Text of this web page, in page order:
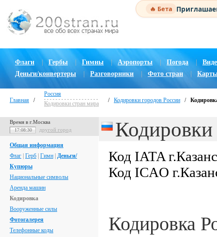
🔥 Бета
Флаги Гербы Гимны | Аэропорты Погода |
Деньги/конвертеры
Разговорники Фото стран
Главная /
Россия
Кодировки стран мира
/ Кодировки городов России /
Время в г.Москва
17:08:31 другой город
Общая информация
Флаг Герб Гимн Деньги/
Купюры
Национальные символы
Аренда машин
Кодировка
Вооруженные силы
Фотогалерея
Телефонные коды
Кодировки
Код IATA
Код ICAO
Кодировка